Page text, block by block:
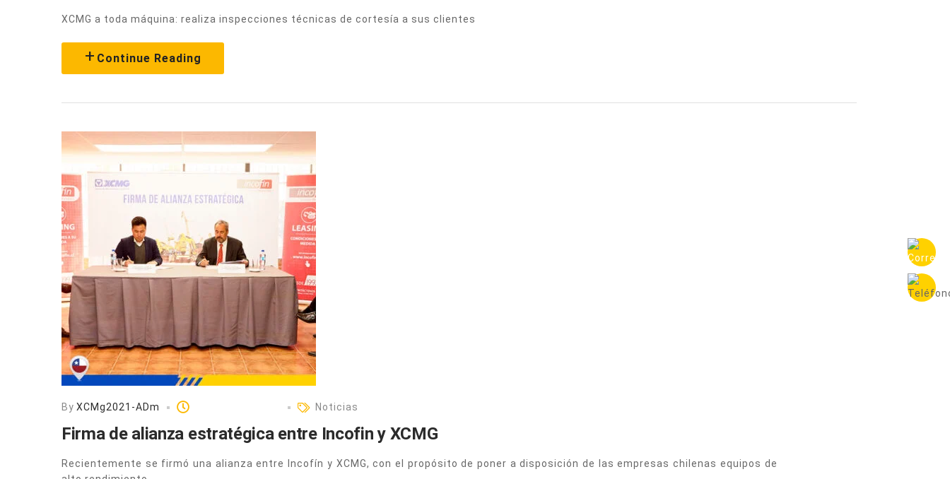
XCMG a toda máquina: realiza inspecciones técnicas de cortesía a sus clientes
Continue Reading
By XCMg2021-ADm Noticias
Firma de alianza estratégica entre Incofin y XCMG
Recientemente se firmó una alianza entre Incofín y XCMG, con el propósito de poner a disposición de las empresas chilenas equipos de